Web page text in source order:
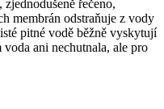
řečeno,
membrán odstraňuje z vody
pitné vodě běžně vyskytují
ani nechutnala, ale pro